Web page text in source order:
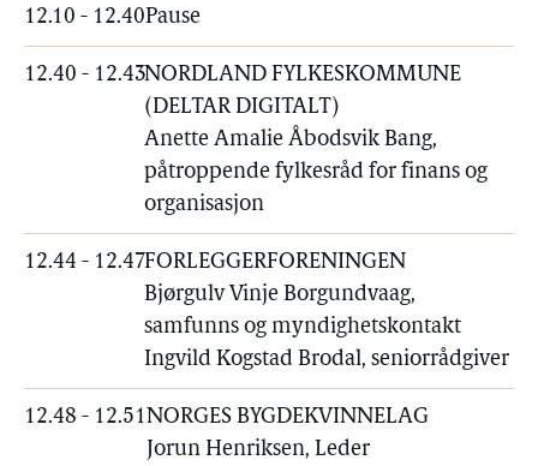
12.10 - 12.40Pause
12.40 - 12.43NORDLAND FYLKESKOMMUNE
(DELTAR DIGITALT)
Anette Amalie Åbodsvik Bang,
påtroppende fylkesråd for finans og
organisasjon
12.44 - 12.47FORLEGGERFORENINGEN
Bjørgulv Vinje Borgundvaag,
samfunns og myndighetskontakt
Ingvild Kogstad Brodal, seniorrådgiver
12.48 - 12.51NORGES BYGDEKVINNELAG
Jorun Henriksen, Leder